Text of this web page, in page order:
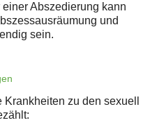
Abszedierung kann
und
sein.
zu den sexuell